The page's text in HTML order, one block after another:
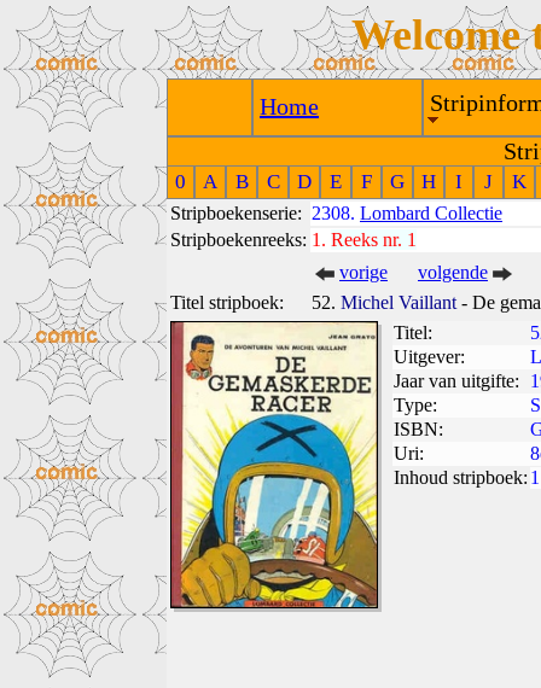
Welcome
Home
0 A B C D E F G H I J K
Stripboekenserie: 2308. Lombard Collectie
Stripboekenreeks: 1. Reeks nr. 1
vorige
volgende
Titel stripboek:
52. Michel Vaillant - De
Titel:
Uitgever:
Jaar van uitgifte:
Type:
ISBN:
Uri:
Inhoud stripboek: 1